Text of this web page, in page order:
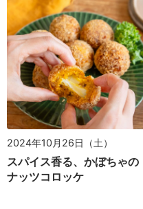
2024年10月26日（土）
スパイス香る、かぼちゃの
ナッツコロッケ